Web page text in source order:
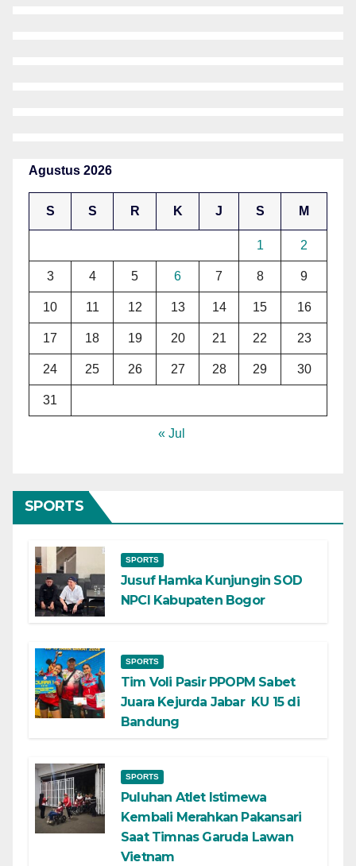
Agustus 2026
S S R K J S M
1 2
3 4 5 6 7 8 9
10 11 12 13 14 15 16
17 18 19 20 21 22 23
24 25 26 27 28 29 30
31
« Jul
SPORTS
SPORTS
Jusuf Hamka Kunjungin SOD
NPCI Kabupaten Bogor
SPORTS
Tim Voli Pasir PPOPM Sabet
Juara Kejurda Jabar KU 15 di
Bandung
SPORTS
Puluhan Atlet Istimewa
Kembali Merahkan Pakansari
Saat Timnas Garuda Lawan
Vietnam